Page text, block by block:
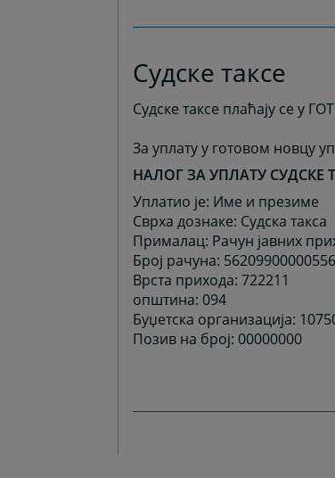
Судске таксе
Судске таксе плаћају се у
За уплату у готовом новцу
НАЛОГ ЗА УПЛАТУ СУДСКЕ
Уплатио је: Име и презиме
Сврха дознаке: Судска такса
Прималац: Рачун јавних
Број рачуна:
Врста прихода: 722211
општина: 094
Буџетска организација:
Позив на број: 00000000